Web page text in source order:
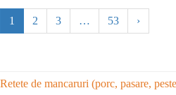
1 2 3 … 53 ›
Retete de mancaruri (porc, pasare,